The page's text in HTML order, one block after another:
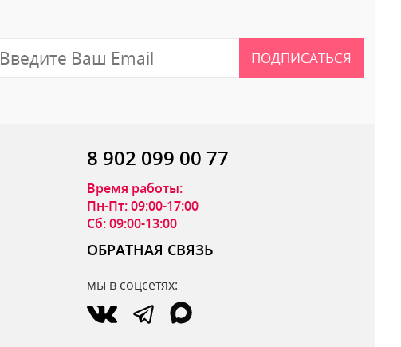
ОТПРАВИТЬ ОТЗЫВ
ПОДПИСАТЬСЯ
8 902 099 00 77
Время работы:
Пн-Пт: 09:00-17:00
Сб: 09:00-13:00
ОБРАТНАЯ СВЯЗЬ
мы в соцсетях: